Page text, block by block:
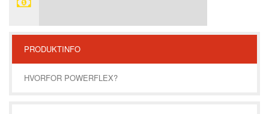
PRODUKTINFO
HVORFOR POWERFLEX?